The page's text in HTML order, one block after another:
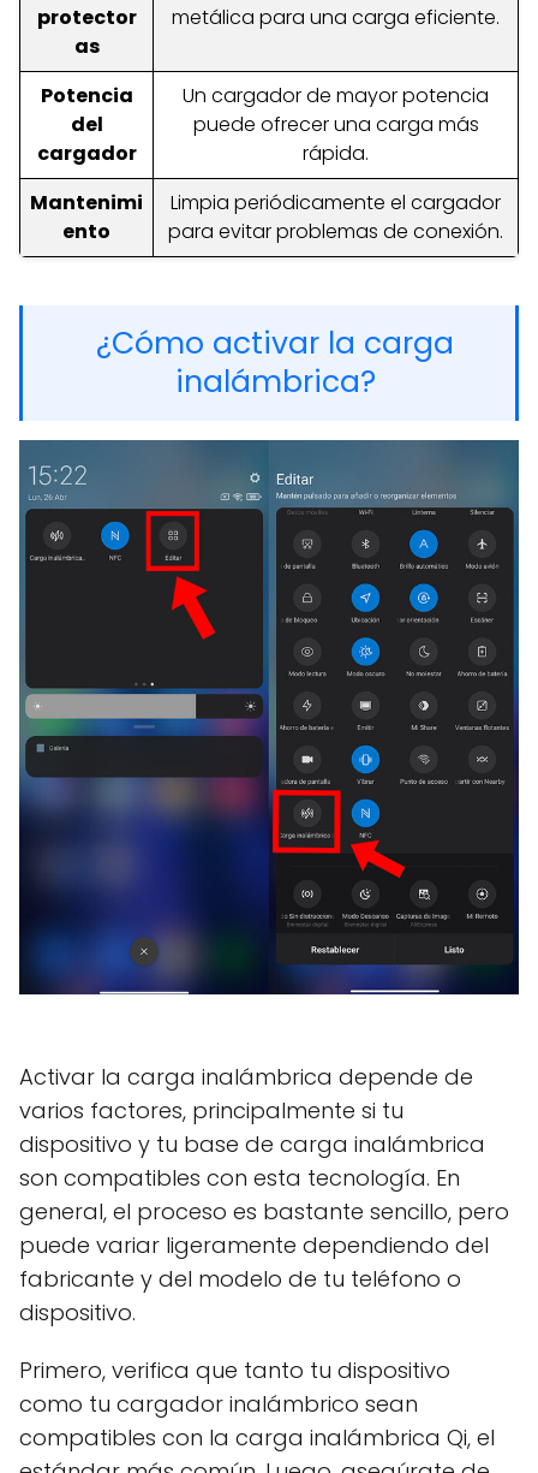
protector
as
metálica para una carga eficiente.
Potencia
del
cargador
Un cargador de mayor potencia
puede ofrecer una carga más
rápida.
Mantenimi
ento
Limpia periódicamente el cargador
para evitar problemas de conexión.
¿Cómo activar la carga
inalámbrica?
Activar la carga inalámbrica depende de
varios factores, principalmente si tu
dispositivo y tu base de carga inalámbrica
son compatibles con esta tecnología. En
general, el proceso es bastante sencillo, pero
puede variar ligeramente dependiendo del
fabricante y del modelo de tu teléfono o
dispositivo.
Primero, verifica que tanto tu dispositivo
como tu cargador inalámbrico sean
compatibles con la carga inalámbrica Qi, el